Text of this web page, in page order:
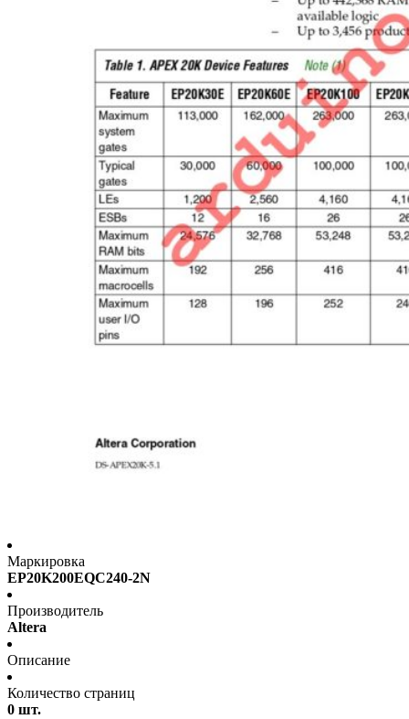
Маркировка
EP20K200EQC240-2N
Производитель
Altera
Описание
Количество страниц
0 шт.